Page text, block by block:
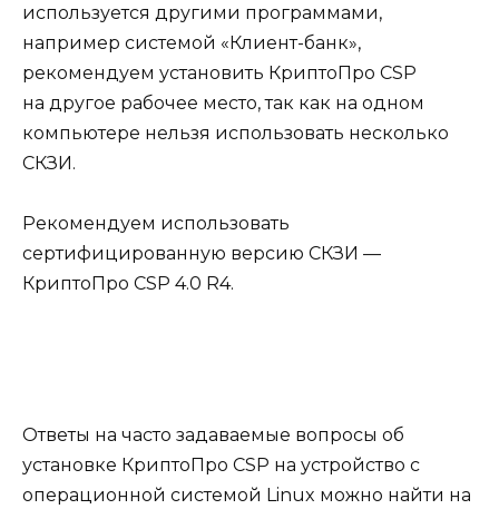
используется другими программами,
например системой «Клиент-банк»,
рекомендуем установить КриптоПро CSP
на другое рабочее место, так как на одном
компьютере нельзя использовать несколько
СКЗИ.
Рекомендуем использовать
сертифицированную версию СКЗИ —
КриптоПро CSP 4.0 R4.
Ответы на часто задаваемые вопросы об
установке КриптоПро CSP на устройство с
операционной системой Linux можно найти на